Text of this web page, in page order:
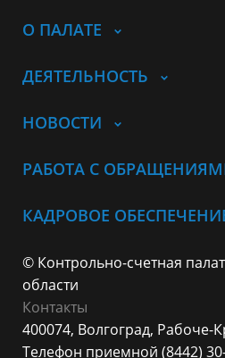
О ПАЛАТЕ
ДЕЯТЕЛЬНОСТЬ
НОВОСТИ
РАБОТА С
КАДРОВОЕ
© Контрольно-счетная
области
Контакты
400074, Волгоград, Рабоче-
Телефон приемной (8442)